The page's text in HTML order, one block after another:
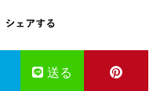
送る